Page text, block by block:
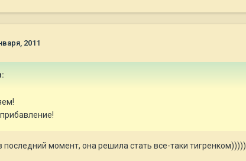
2011
последний момент, она решила стать все-таки тигренком)))))